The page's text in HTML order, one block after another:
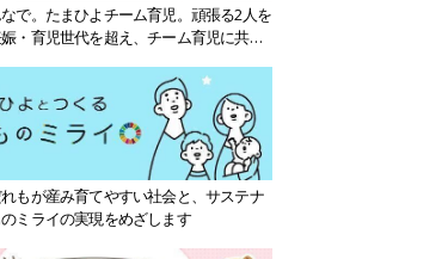
で。たまひよチーム育児。頑張る2人を
・育児世代を超え、チーム育児に共感
もが産み育てやすい社会と、サステナ
ミライの実現をめざします